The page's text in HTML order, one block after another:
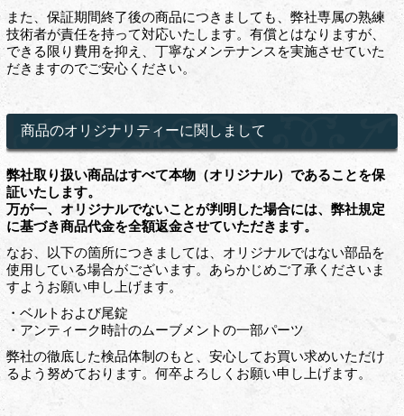
また、保証期間終了後の商品につきましても、弊社専属の熟練
技術者が責任を持って対応いたします。有償とはなりますが、
できる限り費用を抑え、丁寧なメンテナンスを実施させていた
だきますのでご安心ください。
商品のオリジナリティーに関しまして
弊社取り扱い商品はすべて本物（オリジナル）であることを保
証いたします。
万が一、オリジナルでないことが判明した場合には、弊社規定
に基づき商品代金を全額返金させていただきます。
なお、以下の箇所につきましては、オリジナルではない部品を
使用している場合がございます。あらかじめご了承くださいま
すようお願い申し上げます。
・ベルトおよび尾錠
・アンティーク時計のムーブメントの一部パーツ
弊社の徹底した検品体制のもと、安心してお買い求めいただけ
るよう努めております。何卒よろしくお願い申し上げます。